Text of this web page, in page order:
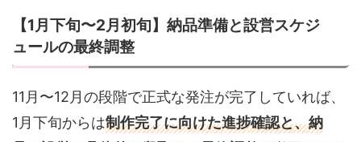
【1月下旬〜2月初旬】納品準備と設営スケジ
ュールの最終調整
11月〜12月の段階で正式な発注が完了していれば、
1月下旬からは制作完了に向けた進捗確認と、納